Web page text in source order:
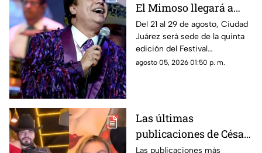
El Mimoso llegará a
Ciudad Juárez para
rendir homenaje a
Juan Gabriel
Del 21 al 29 de agosto, Ciudad
Juárez será sede de la quinta
edición del Festival
Juangabrielísimo, con una
agosto 05, 2026 01:50 p. m.
Las últimas
publicaciones de César
Gastélum que podrían
Las publicaciones más